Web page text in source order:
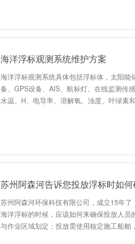
海洋浮标观测系统维护方案
海洋浮标观测系统具体包括浮标体，太阳能
备、GPS设备、AIS、航标灯、在线监测传
水温、H、电导率、溶解氧、浊度、叶绿素
苏州阿森河告诉您投放浮标时如
苏州阿森河环保科技有限公司，成立15年
海洋浮标的时候，应该如何来确保投放人
与作业区域划定‌：投放需使用核定施工船